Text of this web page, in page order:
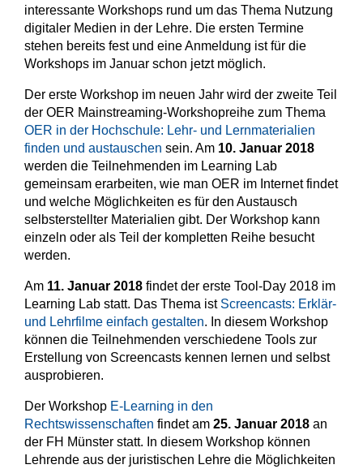
interessante Workshops rund um das Thema Nutzung
digitaler Medien in der Lehre. Die ersten Termine
stehen bereits fest und eine Anmeldung ist für die
Workshops im Januar schon jetzt möglich.
Der erste Workshop im neuen Jahr wird der zweite Teil
der OER Mainstreaming-Workshopreihe zum Thema
OER in der Hochschule: Lehr- und Lernmaterialien
finden und austauschen sein. Am 10. Januar 2018
werden die Teilnehmenden im Learning Lab
gemeinsam erarbeiten, wie man OER im Internet findet
und welche Möglichkeiten es für den Austausch
selbsterstellter Materialien gibt. Der Workshop kann
einzeln oder als Teil der kompletten Reihe besucht
werden.
Am 11. Januar 2018 findet der erste Tool-Day 2018 im
Learning Lab statt. Das Thema ist Screencasts: Erklär-
und Lehrfilme einfach gestalten. In diesem Workshop
können die Teilnehmenden verschiedene Tools zur
Erstellung von Screencasts kennen lernen und selbst
ausprobieren.
Der Workshop E-Learning in den
Rechtswissenschaften findet am 25. Januar 2018 an
der FH Münster statt. In diesem Workshop können
Lehrende aus der juristischen Lehre die Möglichkeiten